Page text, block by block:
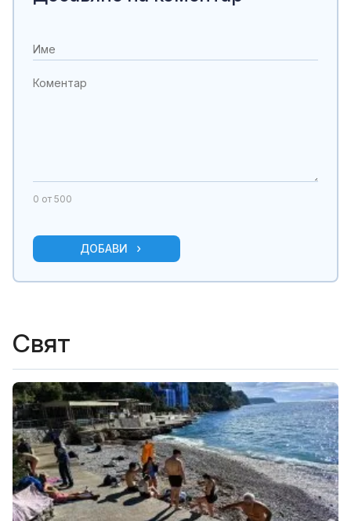
0 от 500
ДОБАВИ
Свят